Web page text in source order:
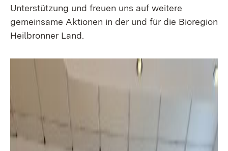
Unterstützung und freuen uns auf weitere
gemeinsame Aktionen in der und für die Bioregion
Heilbronner Land.